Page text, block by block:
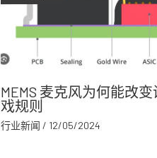
MEMS 麦克风为何能改
戏规则
行业新闻 / 12/05/2024